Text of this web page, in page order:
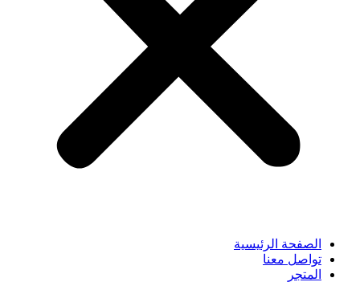
الصفحة الرئيسية
تواصل معنا
المتجر